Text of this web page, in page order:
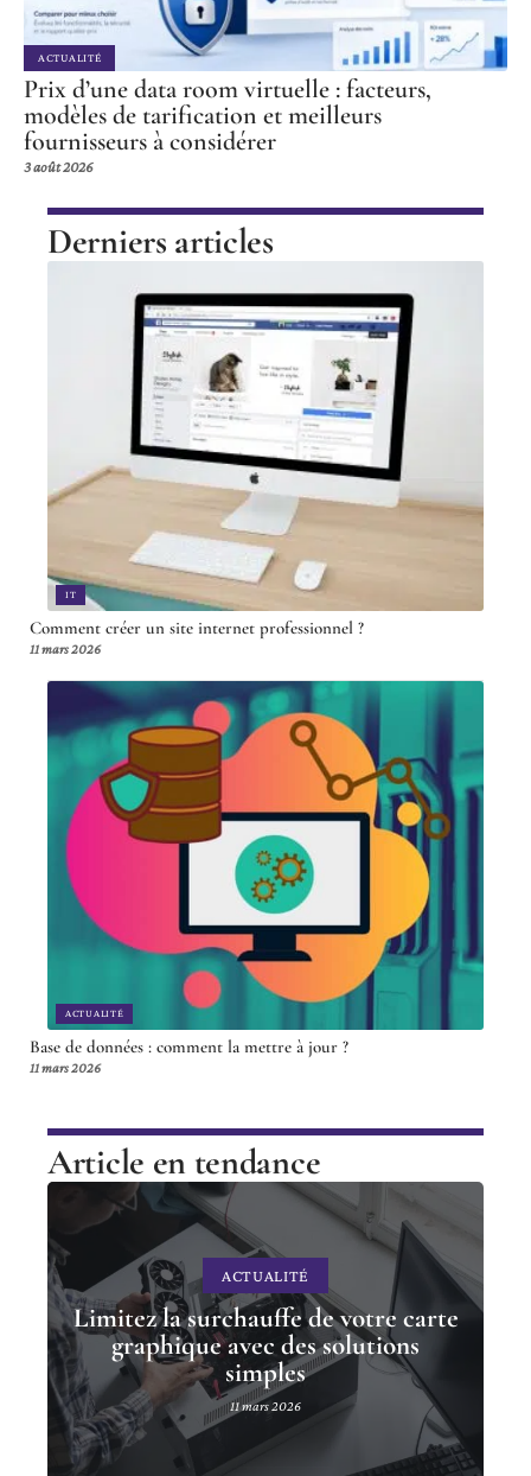
ACTUALITÉ
Prix d’une data room virtuelle : facteurs,
modèles de tarification et meilleurs
fournisseurs à considérer
3 août 2026
Derniers articles
IT
Comment créer un site internet professionnel ?
11 mars 2026
ACTUALITÉ
Base de données : comment la mettre à jour ?
11 mars 2026
Article en tendance
ACTUALITÉ
Limitez la surchauffe de votre carte
graphique avec des solutions
simples
11 mars 2026